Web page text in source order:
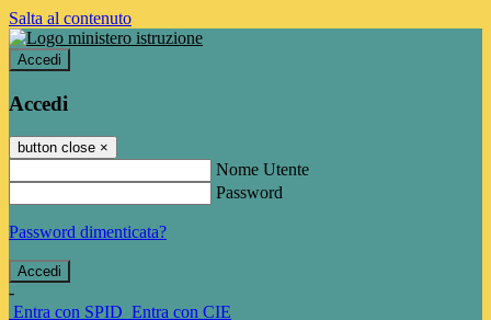
Salta al contenuto
Accedi
Accedi
button close ×
Nome Utente
Password
Password dimenticata?
-
Entra con SPID Entra con CIE